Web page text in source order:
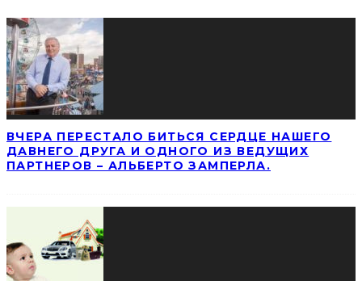
ВЧЕРА ПЕРЕСТАЛО БИТЬСЯ СЕРДЦЕ НАШЕГО
ДАВНЕГО ДРУГА И ОДНОГО ИЗ ВЕДУЩИХ
ПАРТНЕРОВ – АЛЬБЕРТО ЗАМПЕРЛА.